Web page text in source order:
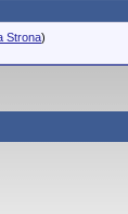
Strona)